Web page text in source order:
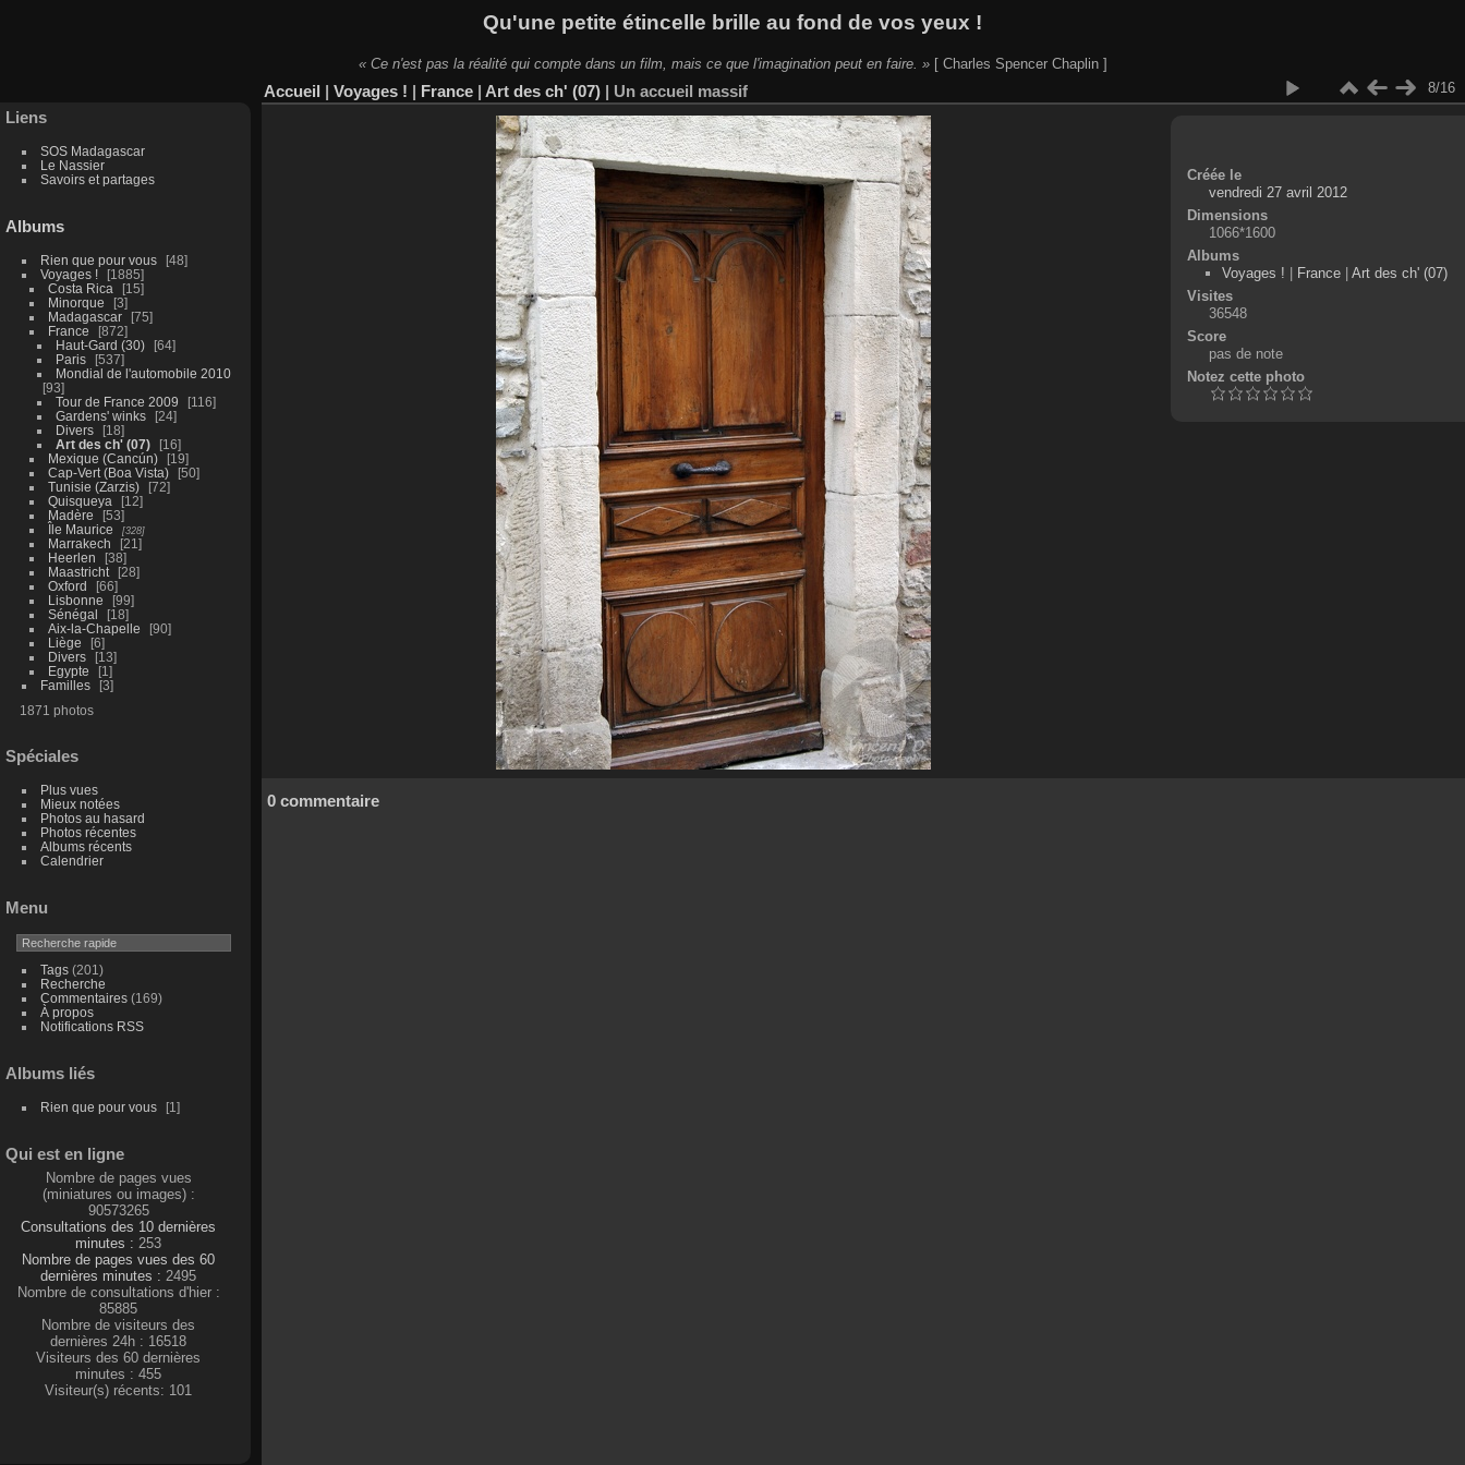
Qu'une petite étincelle brille au fond de vos yeux !
« Ce n'est pas la réalité qui compte dans un film, mais ce que l'imagination peut en faire. »[ Charles Spencer Chaplin ]
Liens
SOS Madagascar
Le Nassier
Savoirs et partages
Albums
Rien que pour vous
48
Voyages !
1885
Costa Rica
15
Minorque
3
Madagascar
75
France
872
Haut-Gard (30)
64
Paris
537
Mondial de l'automobile 2010
93
Tour de France 2009
116
Gardens' winks
24
Divers
18
Art des ch' (07)
16
Mexique (Cancún)
19
Cap-Vert (Boa Vista)
50
Tunisie (Zarzis)
72
Quisqueya
12
Madère
53
Île Maurice
328
Marrakech
21
Heerlen
38
Maastricht
28
Oxford
66
Lisbonne
99
Sénégal
18
Aix-la-Chapelle
90
Liège
6
Divers
13
Egypte
1
Familles
3
1871 photos
Spéciales
Plus vues
Mieux notées
Photos au hasard
Photos récentes
Albums récents
Calendrier
Menu
Tags(201)
Recherche
Commentaires(169)
À propos
Notifications RSS
Albums liés
Rien que pour vous 1
Qui est en ligne
Nombre de pages vues
(miniatures ou images) :
90573265
Consultations des 10 dernières
minutes : 253
Nombre de pages vues des 60
dernières minutes : 2495
Nombre de consultations d'hier :
85885
Nombre de visiteurs des
dernières 24h : 16518
Visiteurs des 60 dernières
minutes : 455
Visiteur(s) récents: 101
Accueil | Voyages ! | France | Art des ch' (07) | Un accueil massif 8/16
Créée le
vendredi 27 avril 2012
Dimensions
1066*1600
Albums
Voyages !
France |Art des ch' (07)
Visites
36548
Score
pas de note
Notez cette photo
0 commentaire